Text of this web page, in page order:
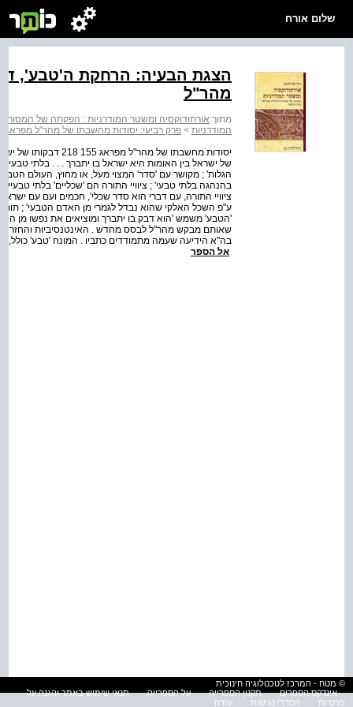
שלום אורח
הצגת הבעיה: הרחקת ה'טבע',
מהר"ל
מתוך:אורתודוקסיה ומשטר המודרניות : הפקתה של
המודרניות > פרק רביעי: יסודות מחשבתו של מהר"ל מפראג
'הטבע' משמש 'הוא דבק בו יתברך ומוציאים את נפשו מן
שאותם מבקש מהר"ל לבסס מחדש . האינטנסיביות
בה"א הידיעה שעמה מתמודדים כתביו . המונח 'טבע' כולל,
אל הספר
© מטח - המרכז לטכנולוגיה חינוכית
אינדקס הספרים
תקנון הספרייה על הספרייה
תנאי שימוש באתר והגנה על
פרטיות
הסדרי נגישות עזרה